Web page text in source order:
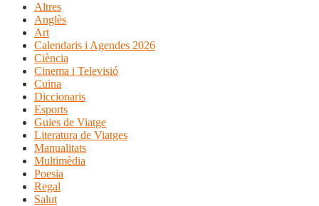
Altres
Anglès
Art
Calendaris i Agendes 2026
Ciència
Cinema i Televisió
Cuina
Diccionaris
Esports
Guies de Viatge
Literatura de Viatges
Manualitats
Multimèdia
Poesia
Regal
Salut